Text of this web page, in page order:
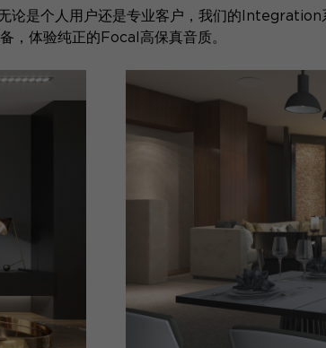
论是个人用户还是专业客户，我们的
，体验纯正的Focal高保真音质。